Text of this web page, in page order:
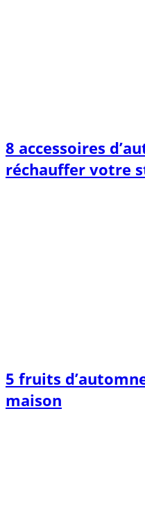
8 accessoires
réchauffer votre
5 fruits
maison